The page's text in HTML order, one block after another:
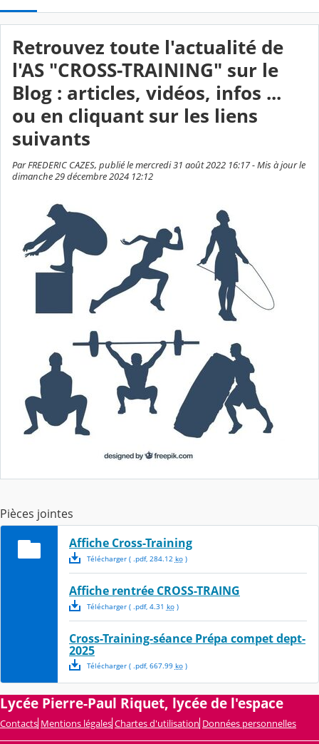
Retrouvez toute l'actualité de
l'AS "CROSS-TRAINING" sur le
Blog : articles, vidéos, infos ...
ou en cliquant sur les liens
suivants
Par FREDERIC CAZES, publié le mercredi 31 août 2022 16:17 - Mis à jour le
dimanche 29 décembre 2024 12:12
Pièces jointes
Affiche Cross-Training
Télécharger( .pdf, 284.12 ko)
Affiche rentrée CROSS-TRAING
Télécharger( .pdf, 4.31 ko)
Cross-Training-séance Prépa compet dept-
2025
Télécharger( .pdf, 667.99 ko)
Lycée Pierre-Paul Riquet, lycée de l'espace
Contacts Mentions légales Chartes d'utilisation Données personnelles